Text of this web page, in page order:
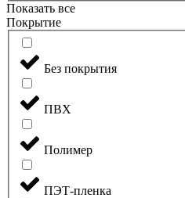
Показать все
Покрытие
Без покрытия
ПВХ
Полимер
ПЭТ-пленка